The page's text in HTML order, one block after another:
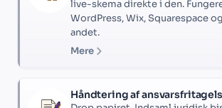
live-skema direkte i den.
WordPress, Wix, Squarespace
andet.
Mere
Håndtering af